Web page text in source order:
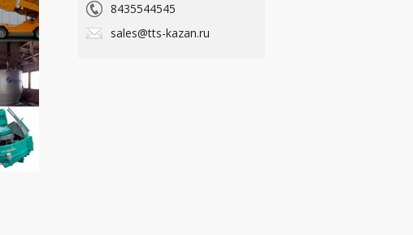
8435544545
sales@tts-kazan.ru